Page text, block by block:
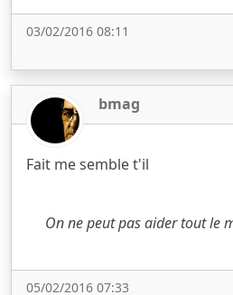
03/02/2016 08:11
bmag
Fait me semble t'il
On ne peut pas aider tout le
05/02/2016 07:33